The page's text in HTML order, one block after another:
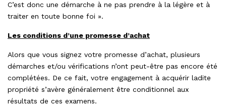
C’est donc une démarche à ne pas prendre à la légère et à
traiter en toute bonne foi ».
Les conditions d’une promesse d’achat
Alors que vous signez votre promesse d’achat, plusieurs
démarches et/ou vérifications n’ont peut-être pas encore été
complétées. De ce fait, votre engagement à acquérir ladite
propriété s’avère généralement être conditionnel aux
résultats de ces examens.